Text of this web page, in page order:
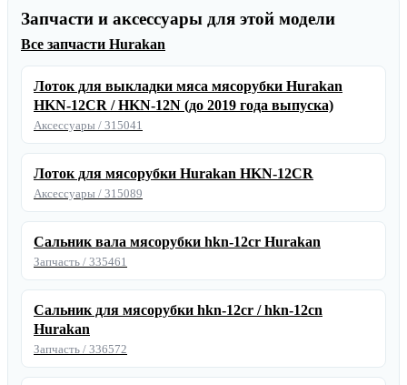
Запчасти и аксессуары для этой модели
Все запчасти Hurakan
Лоток для выкладки мяса мясорубки Hurakan
HKN-12CR / HKN-12N (до 2019 года выпуска)
Аксессуары / 315041
Лоток для мясорубки Hurakan HKN-12CR
Аксессуары / 315089
Сальник вала мясорубки hkn-12cr Hurakan
Запчасть / 335461
Сальник для мясорубки hkn-12cr / hkn-12cn
Hurakan
Запчасть / 336572